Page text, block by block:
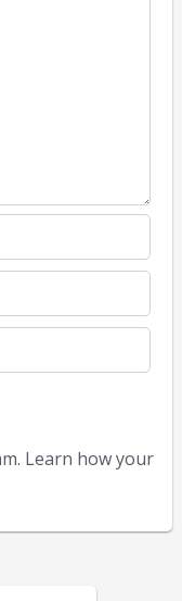
Learn how your